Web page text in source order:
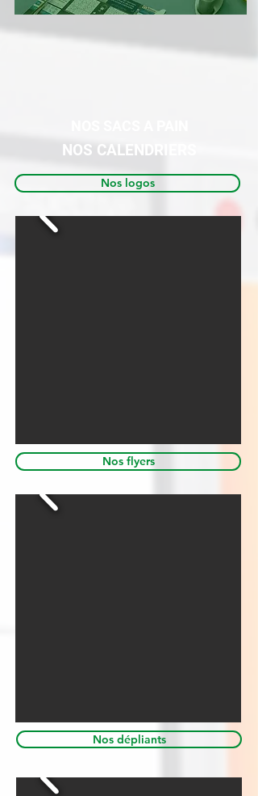
NOS CALENDRIERS
Nos logos
Nos flyers
Nos dépliants